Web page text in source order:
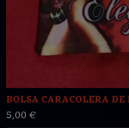
BOLSA CARACOLERA DE
5,00 €